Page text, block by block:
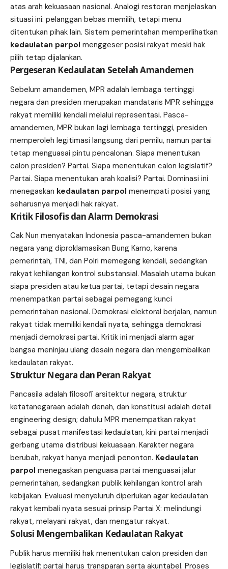
atas arah kekuasaan nasional. Analogi restoran menjelaskan
situasi ini: pelanggan bebas memilih, tetapi menu
ditentukan pihak lain. Sistem pemerintahan memperlihatkan
kedaulatan parpol menggeser posisi rakyat meski hak
pilih tetap dijalankan.
Pergeseran Kedaulatan Setelah Amandemen
Sebelum amandemen, MPR adalah lembaga tertinggi
negara dan presiden merupakan mandataris MPR sehingga
rakyat memiliki kendali melalui representasi. Pasca-
amandemen, MPR bukan lagi lembaga tertinggi, presiden
memperoleh legitimasi langsung dari pemilu, namun partai
tetap menguasai pintu pencalonan. Siapa menentukan
calon presiden? Partai. Siapa menentukan calon legislatif?
Partai. Siapa menentukan arah koalisi? Partai. Dominasi ini
menegaskan kedaulatan parpol menempati posisi yang
seharusnya menjadi hak rakyat.
Kritik Filosofis dan Alarm Demokrasi
Cak Nun menyatakan Indonesia pasca-amandemen bukan
negara yang diproklamasikan Bung Karno, karena
pemerintah, TNI, dan Polri memegang kendali, sedangkan
rakyat kehilangan kontrol substansial. Masalah utama bukan
siapa presiden atau ketua partai, tetapi desain negara
menempatkan partai sebagai pemegang kunci
pemerintahan nasional. Demokrasi elektoral berjalan, namun
rakyat tidak memiliki kendali nyata, sehingga demokrasi
menjadi demokrasi partai. Kritik ini menjadi alarm agar
bangsa meninjau ulang desain negara dan mengembalikan
kedaulatan rakyat.
Struktur Negara dan Peran Rakyat
Pancasila adalah filosofi arsitektur negara, struktur
ketatanegaraan adalah denah, dan konstitusi adalah detail
engineering design; dahulu MPR menempatkan rakyat
sebagai pusat manifestasi kedaulatan, kini partai menjadi
gerbang utama distribusi kekuasaan. Karakter negara
berubah, rakyat hanya menjadi penonton. Kedaulatan
parpol menegaskan penguasa partai menguasai jalur
pemerintahan, sedangkan publik kehilangan kontrol arah
kebijakan. Evaluasi menyeluruh diperlukan agar kedaulatan
rakyat kembali nyata sesuai prinsip Partai X: melindungi
rakyat, melayani rakyat, dan mengatur rakyat.
Solusi Mengembalikan Kedaulatan Rakyat
Publik harus memiliki hak menentukan calon presiden dan
legislatif; partai harus transparan serta akuntabel. Proses